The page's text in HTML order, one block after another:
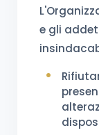
e gli